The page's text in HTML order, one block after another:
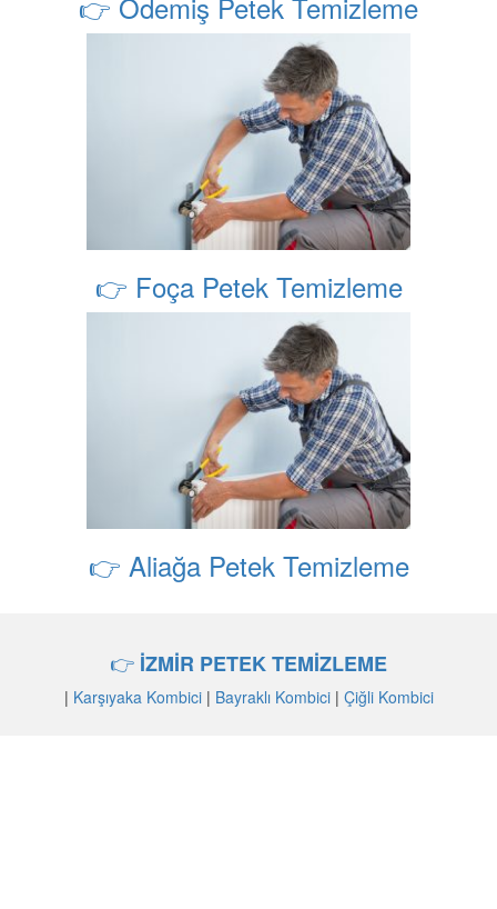
👉 Foça Petek Temizleme
👉 Aliağa Petek Temizleme
👉 İZMİR PETEK TEMİZLEME
| Karşıyaka Kombici| Bayraklı Kombici| Çiğli Kombici